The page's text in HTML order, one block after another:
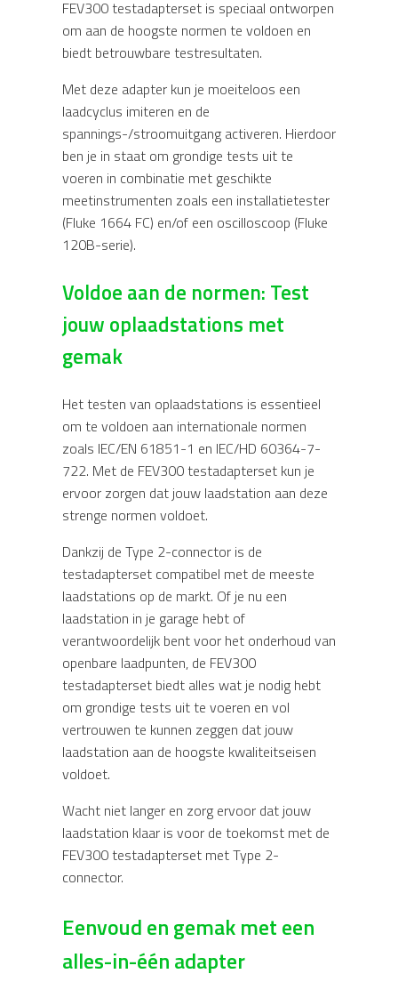
FEV300 testadapterset is speciaal ontworpen
om aan de hoogste normen te voldoen en
biedt betrouwbare testresultaten.
Met deze adapter kun je moeiteloos een
laadcyclus imiteren en de
spannings-/stroomuitgang activeren. Hierdoor
ben je in staat om grondige tests uit te
voeren in combinatie met geschikte
meetinstrumenten zoals een installatietester
(Fluke 1664 FC) en/of een oscilloscoop (Fluke
120B-serie).
Voldoe aan de normen: Test
jouw oplaadstations met
gemak
Het testen van oplaadstations is essentieel
om te voldoen aan internationale normen
zoals IEC/EN 61851-1 en IEC/HD 60364-7-
722. Met de FEV300 testadapterset kun je
ervoor zorgen dat jouw laadstation aan deze
strenge normen voldoet.
Dankzij de Type 2-connector is de
testadapterset compatibel met de meeste
laadstations op de markt. Of je nu een
laadstation in je garage hebt of
verantwoordelijk bent voor het onderhoud van
openbare laadpunten, de FEV300
testadapterset biedt alles wat je nodig hebt
om grondige tests uit te voeren en vol
vertrouwen te kunnen zeggen dat jouw
laadstation aan de hoogste kwaliteitseisen
voldoet.
Wacht niet langer en zorg ervoor dat jouw
laadstation klaar is voor de toekomst met de
FEV300 testadapterset met Type 2-
connector.
Eenvoud en gemak met een
alles-in-één adapter